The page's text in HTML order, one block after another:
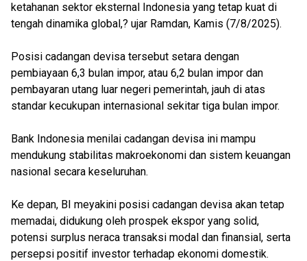
ketahanan sektor eksternal Indonesia yang tetap kuat di
tengah dinamika global,? ujar Ramdan, Kamis (7/8/2025).
Posisi cadangan devisa tersebut setara dengan
pembiayaan 6,3 bulan impor, atau 6,2 bulan impor dan
pembayaran utang luar negeri pemerintah, jauh di atas
standar kecukupan internasional sekitar tiga bulan impor.
Bank Indonesia menilai cadangan devisa ini mampu
mendukung stabilitas makroekonomi dan sistem keuangan
nasional secara keseluruhan.
Ke depan, BI meyakini posisi cadangan devisa akan tetap
memadai, didukung oleh prospek ekspor yang solid,
potensi surplus neraca transaksi modal dan finansial, serta
persepsi positif investor terhadap ekonomi domestik.